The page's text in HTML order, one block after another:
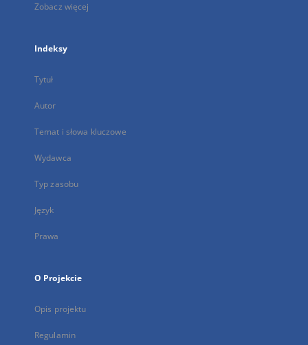
Zobacz więcej
Indeksy
Tytuł
Autor
Temat i słowa kluczowe
Wydawca
Typ zasobu
Język
Prawa
O Projekcie
Opis projektu
Regulamin